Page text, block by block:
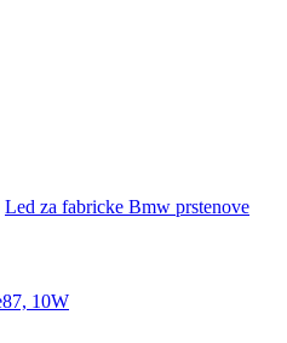
Led za fabricke Bmw prstenove